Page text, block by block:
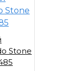
Stone